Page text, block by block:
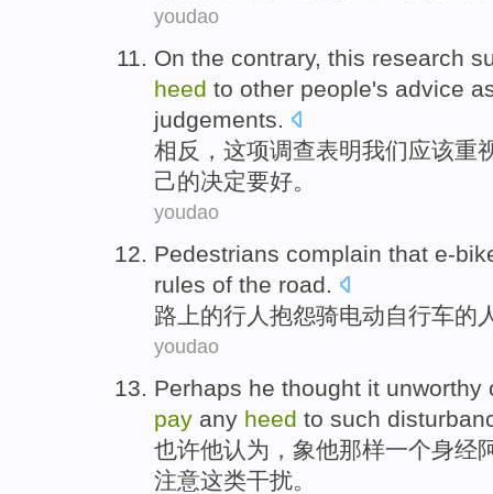
youdao
On the contrary, this research
heed to other people's advice
judgements.
相反 ， 这项调查表明我们应该重
己的决定要好。
youdao
Pedestrians complain that e-
rules of the road.
路上的行人 抱怨骑电动自行车的
youdao
Perhaps he thought it unworthy
pay any heed to such
也许他认为 ，象他那样一个身经
注意这类干扰。